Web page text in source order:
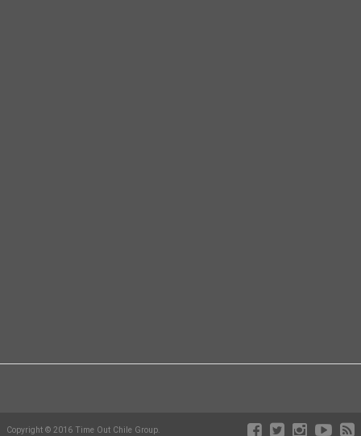
Copyright © 2016 Time Out Chile Group.